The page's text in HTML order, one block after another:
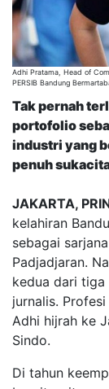
Adhi Pratama, Head of
PERSIB Bandung
Tak pernah
portofolio
industri yang
penuh
JAKARTA,
kelahiran
sebagai
Padjadjaran.
kedua dari
jurnalis.
Adhi hijrah ke
Sindo.
Di tahun